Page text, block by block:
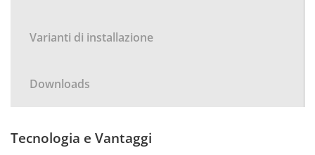
Varianti di installazione
Downloads
Tecnologia e Vantaggi